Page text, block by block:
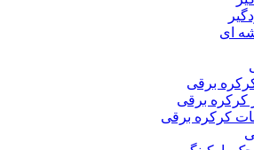
ای
برقی
کرکره برقی
کرکره برقی